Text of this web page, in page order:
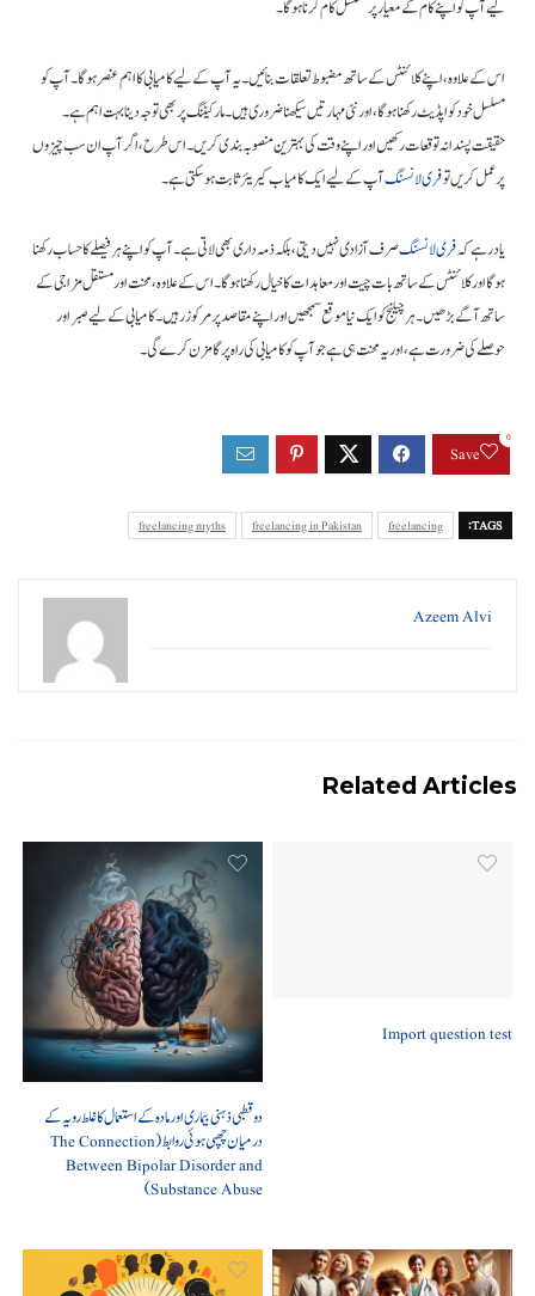
لیے آپ کو اپنے کام کے معیار پر مسلسل کام کرنا ہوگا۔
اس کے علاوہ، اپنے کلائنٹس کے ساتھ مضبوط تعلقات بنائیں۔ یہ آپ کے لیے کامیابی کا اہم عنصر ہوگا۔ آپ کو
مسلسل خود کو اپڈیٹ رکھنا ہوگا، اور نئی مہارتیں سیکھنا ضروری ہیں۔ مارکیٹنگ پر بھی توجہ دینا بہت اہم ہے۔
حقیقت پسندانہ توقعات رکھیں اور اپنے وقت کی بہترین منصوبہ بندی کریں۔ اس طرح، اگر آپ ان سب چیزوں
پر عمل کریں توفری لانسنگآپ کے لیے ایک کامیاب کیریئر ثابت ہو سکتی ہے۔
یاد رہے کہفری لانسنگصرف آزادی نہیں دیتی، بلکہ ذمہ داری بھی لاتی ہے۔ آپ کو اپنے ہر فیصلے کا حساب رکھنا
ہوگا اور کلائنٹس کے ساتھ بات چیت اور معاہدات کا خیال رکھنا ہوگا۔ اس کے علاوہ، محنت اور مستقل مزاجی کے
ساتھ آگے بڑھیں۔ ہر چیلنج کو ایک نیا موقع سمجھیں اور اپنے مقاصد پر مرکوز رہیں۔ کامیابی کے لیے صبر اور
حوصلے کی ضرورت ہے، اور یہ محنت ہی ہے جو آپ کو کامیابی کی راہ پر گامزن کرے گی۔
Save
0
TAGS:
freelancing
freelancing in Pakistan
freelancing myths
Azeem Alvi
Related Articles
Import question test
دو قطبی ذہنی بیماری اور مادہ کے استعمال کا غلط رویہ کے
درمیان چھپی ہوئی روابط (The Connection
Between Bipolar Disorder and
Substance Abuse)